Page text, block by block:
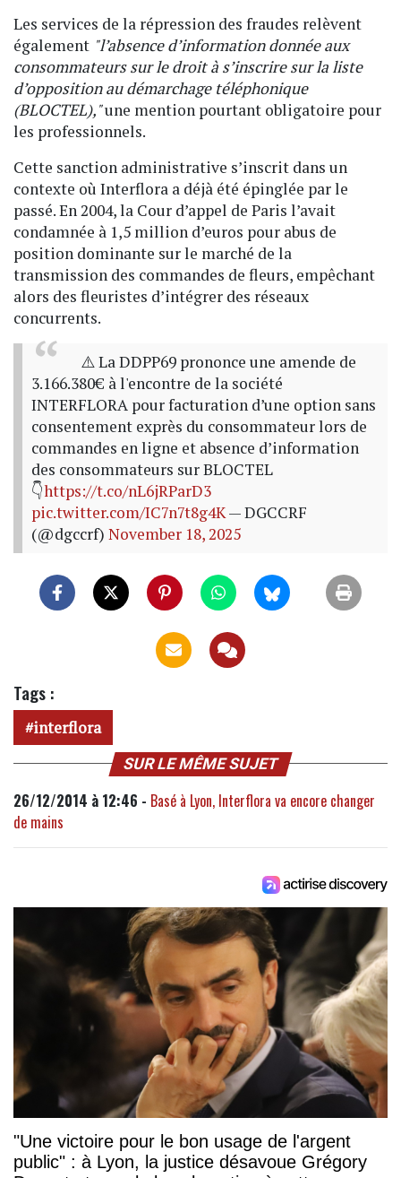
Les services de la répression des fraudes relèvent
également "l’absence d’information donnée aux
consommateurs sur le droit à s’inscrire sur la liste
d’opposition au démarchage téléphonique
(BLOCTEL),"une mention pourtant obligatoire pour
les professionnels.
Cette sanction administrative s’inscrit dans un
contexte où Interflora a déjà été épinglée par le
passé. En 2004, la Cour d’appel de Paris l’avait
condamnée à 1,5 million d’euros pour abus de
position dominante sur le marché de la
transmission des commandes de fleurs, empêchant
alors des fleuristes d’intégrer des réseaux
concurrents.
⚠️ La DDPP69 prononce une amende de
3.166.380€ à l'encontre de la société
INTERFLORA pour facturation d’une option sans
consentement exprès du consommateur lors de
commandes en ligne et absence d’information
des consommateurs sur BLOCTEL
👇https://t.co/nL6jRParD3
pic.twitter.com/IC7n7t8g4K— DGCCRF
(@dgccrf) November 18, 2025
Tags :
interflora
SUR LE MÊME SUJET
26/12/2014 à 12:46 - Basé à Lyon, Interflora va encore changer
de mains
"Une victoire pour le bon usage de l'argent
public" : à Lyon, la justice désavoue Grégory